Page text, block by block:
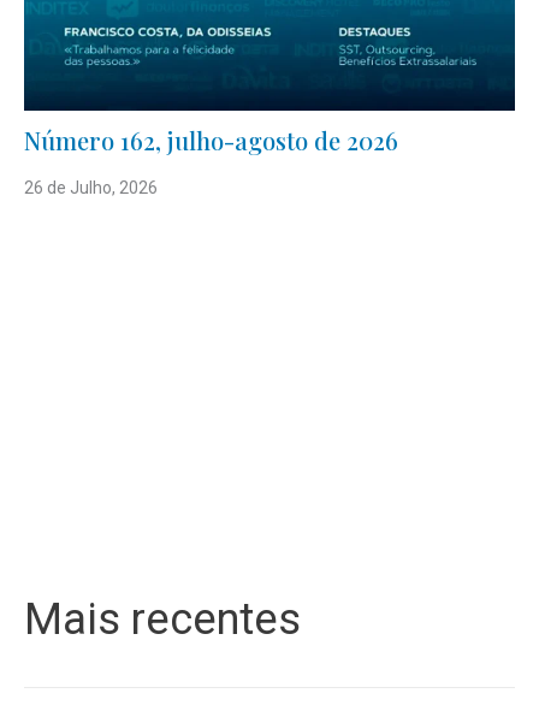
Número 162, julho-agosto de 2026
26 de Julho, 2026
Mais recentes